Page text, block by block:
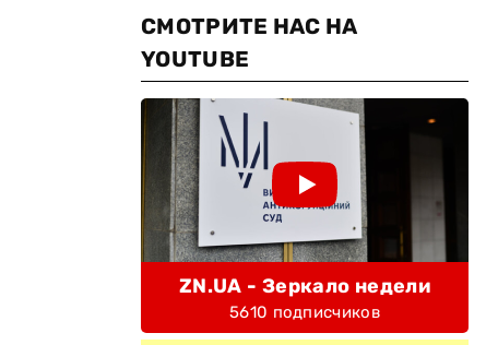
СМОТРИТЕ НАС НА
YOUTUBE
ZN.UA - Зеркало недели
5610 подписчиков